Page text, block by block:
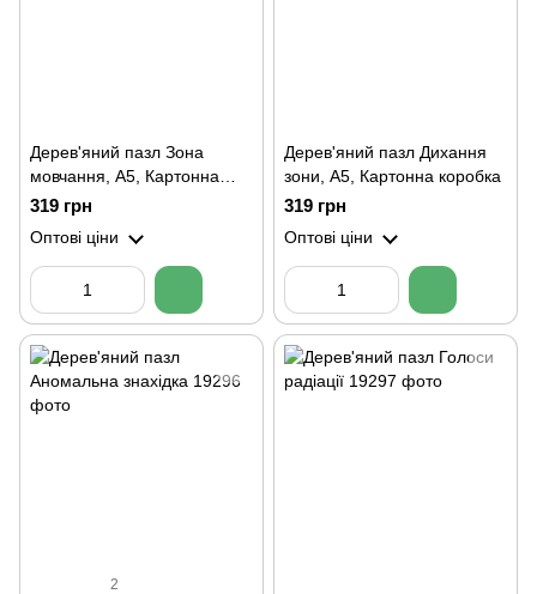
Дерев'яний пазл Зона
мовчання, А5, Картонна
коробка
319 грн
Оптові ціни
Дерев'яний пазл Дихання
зони, А5, Картонна коробка
319 грн
Оптові ціни
2